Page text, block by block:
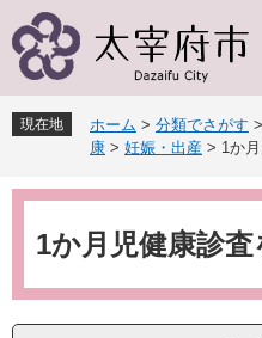
ー
先
頭
す
ニ
を
飛
し
現在地 ホーム > 分類でさがす >
康 > 妊娠・出産 > 1か
本
1か月児健康診